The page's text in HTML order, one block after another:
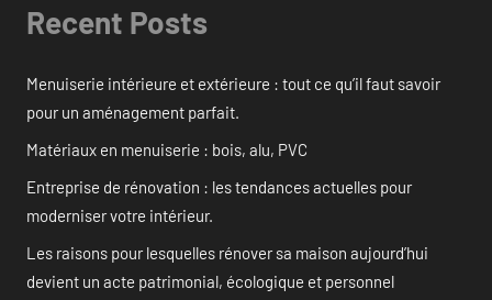
Recent Posts
Menuiserie intérieure et extérieure : tout ce qu’il faut savoir
pour un aménagement parfait.
Matériaux en menuiserie : bois, alu, PVC
Entreprise de rénovation : les tendances actuelles pour
moderniser votre intérieur.
Les raisons pour lesquelles rénover sa maison aujourd’hui
devient un acte patrimonial, écologique et personnel